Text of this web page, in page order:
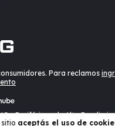
aceptás el uso de
Para reclamos
- Periféricos de Alto
Todos los derechos reservados.